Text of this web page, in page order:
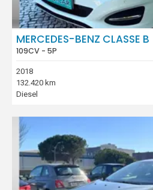
MERCEDES-BENZ CLASSE B
109CV - 5P
2018
132.420 km
Diesel